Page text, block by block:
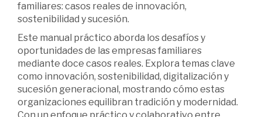
familiares: casos reales de innovación,
sostenibilidad y sucesión.
Este manual práctico aborda los desafíos y
oportunidades de las empresas familiares
mediante doce casos reales. Explora temas clave
como innovación, sostenibilidad, digitalización y
sucesión generacional, mostrando cómo estas
organizaciones equilibran tradición y modernidad.